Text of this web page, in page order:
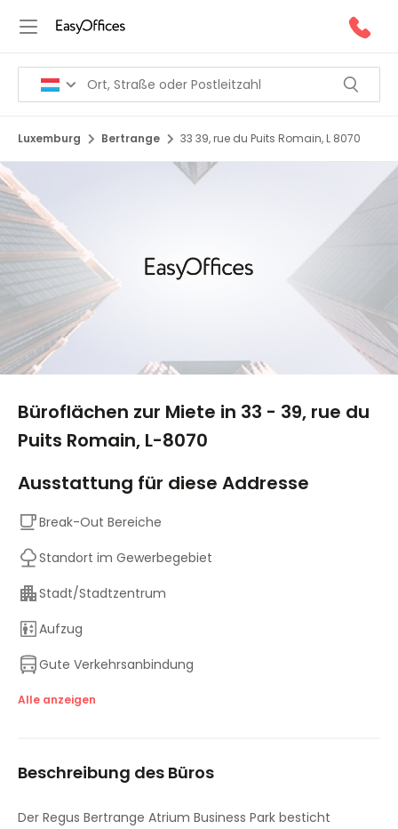
Luxemburg Bertrange 33 39, rue du Puits Romain, L 8070
Büroflächen zur Miete in 33 - 39, rue du
Puits Romain, L-8070
Ausstattung für diese Addresse
Break-Out Bereiche
Standort im Gewerbegebiet
Stadt/Stadtzentrum
Aufzug
Gute Verkehrsanbindung
Tagungsräume
Erhöhte Böden
Alle anzeigen
Beschreibung des Büros
Der Regus Bertrange Atrium Business Park besticht